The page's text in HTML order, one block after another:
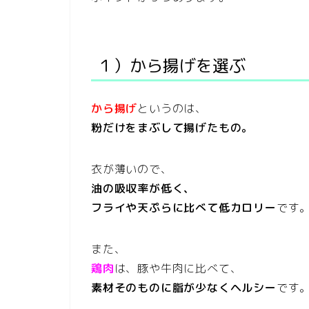
１）から揚げを選ぶ
から揚げというのは、
粉だけをまぶして揚げたもの。
衣が薄いので、
油の吸収率が低く、
フライや天ぷらに比べて低カロリーです
また、
鶏肉は、豚や牛肉に比べて、
素材そのものに脂が少なくヘルシーです